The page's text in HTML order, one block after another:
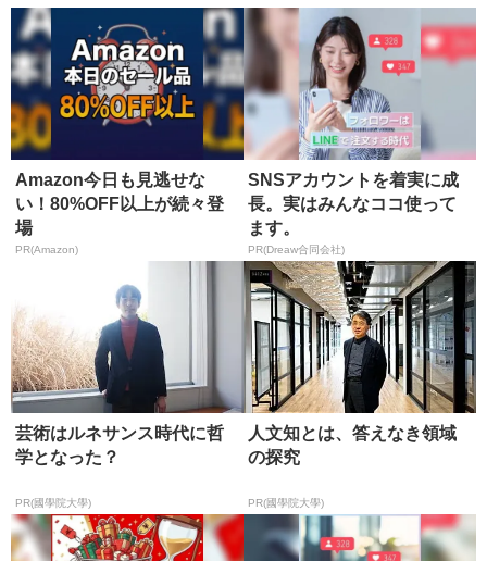
Amazon今日も見逃せな
い！80%OFF以上が続々登
場
PR(Amazon)
SNSアカウントを着実に成
長。実はみんなココ使って
ます。
PR(Dreaw合同会社)
芸術はルネサンス時代に哲
学となった？
PR(國學院大學)
人文知とは、答えなき領域
の探究
PR(國學院大學)